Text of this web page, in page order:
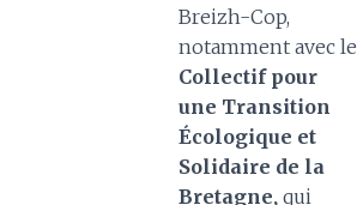
Breizh-Cop,
notamment avec le
Collectif pour
une Transition
Écologique et
Solidaire de la
Bretagne, qui